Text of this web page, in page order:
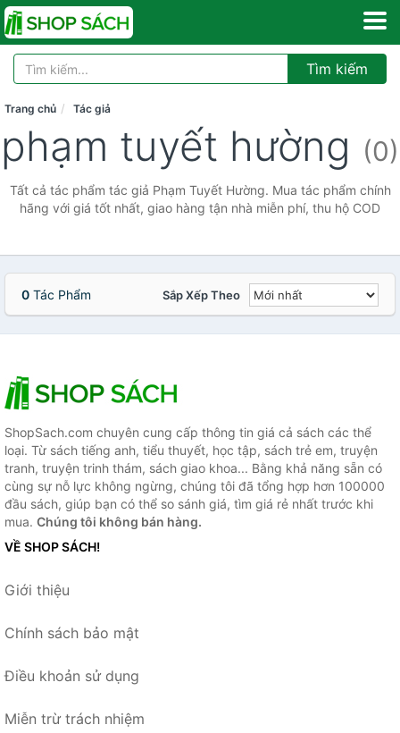
Tìm kiếm
Trang chủ Tác giả
phạm tuyết hường (0)
Tất cả tác phẩm tác giả Phạm Tuyết Hường. Mua tác phẩm chính
hãng với giá tốt nhất, giao hàng tận nhà miễn phí, thu hộ COD
0 Tác Phẩm Sắp Xếp Theo
ShopSach.com chuyên cung cấp thông tin giá cả sách các thể
loại. Từ sách tiếng anh, tiểu thuyết, học tập, sách trẻ em, truyện
tranh, truyện trinh thám, sách giao khoa... Bằng khả năng sẵn có
cùng sự nỗ lực không ngừng, chúng tôi đã tổng hợp hơn 100000
đầu sách, giúp bạn có thể so sánh giá, tìm giá rẻ nhất trước khi
mua. Chúng tôi không bán hàng.
VỀ SHOP SÁCH!
Giới thiệu
Chính sách bảo mật
Điều khoản sử dụng
Miễn trừ trách nhiệm